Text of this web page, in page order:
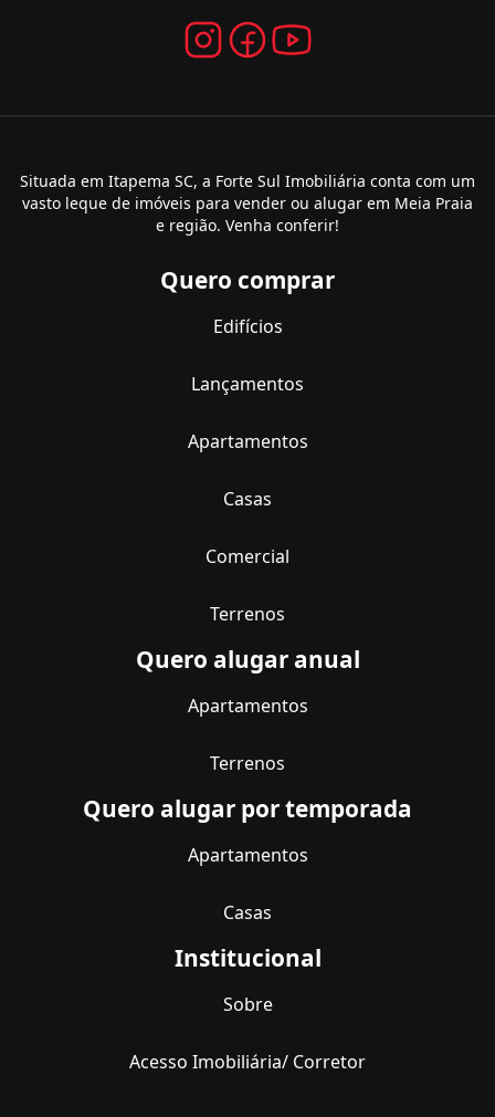
Situada em Itapema SC, a Forte Sul Imobiliária conta com um
vasto leque de imóveis para vender ou alugar em Meia Praia
e região. Venha conferir!
Quero comprar
Edifícios
Lançamentos
Apartamentos
Casas
Comercial
Terrenos
Quero alugar anual
Apartamentos
Terrenos
Quero alugar por temporada
Apartamentos
Casas
Institucional
Sobre
Acesso Imobiliária/ Corretor